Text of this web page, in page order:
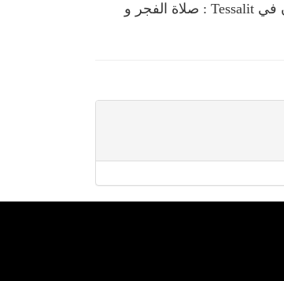
نقدم لك في هذه الصفحة مواقيت الصلوات الخمس ومواعيد رفع الأذان في Tessalit : صلاة الفجر و